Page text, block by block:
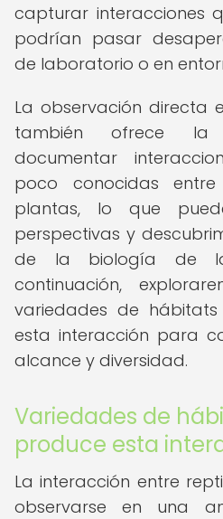
capturar interacciones
podrían pasar
de laboratorio o en
La observación directa
también ofrece la
documentar
poco conocidas
plantas, lo que
perspectivas y
de la biología de la
continuación,
variedades de
esta interacción para
alcance y diversidad.
Variedades de
produce esta
La interacción entre
observarse en una